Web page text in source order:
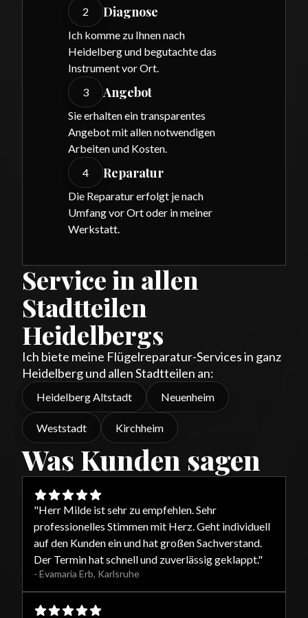
2 Diagnose
Ich komme zu Ihnen nach
Heidelberg und begutachte das
Instrument vor Ort.
3
Angebot
Sie erhalten ein transparentes
Angebot mit allen notwendigen
Arbeiten und Kosten.
4
Reparatur
Die Reparatur erfolgt je nach
Umfang vor Ort oder in meiner
Werkstatt.
Service in allen
Stadtteilen
Heidelbergs
Ich biete meine Flügelreparatur-Services in ganz
Heidelberg und allen Stadtteilen an:
Heidelberg Altstadt Neuenheim
Weststadt Kirchheim
Was Kunden sagen
"Herr Milde ist sehr zu empfehlen. Sehr
professionelles Stimmen mit Herz. Geht individuell
auf den Kunden ein und hat großen Sachverstand.
Der Termin hat schnell und zuverlässig geklappt."
- Evamaria Erb, Karlsruhe